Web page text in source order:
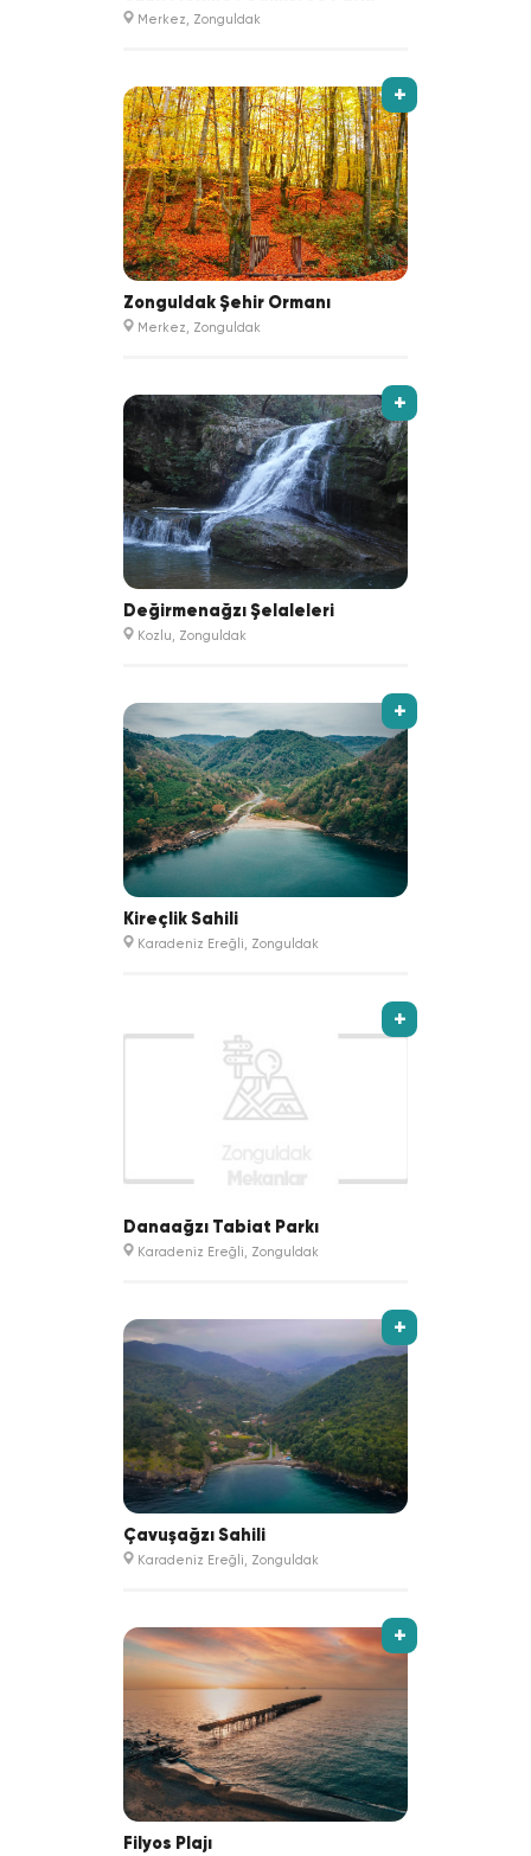
Merkez, Zonguldak
+
Zonguldak Şehir Ormanı
Merkez, Zonguldak
+
Değirmenağzı Şelaleleri
Kozlu, Zonguldak
+
Kireçlik Sahili
Karadeniz Ereğli, Zonguldak
+
Danaağzı Tabiat Parkı
Karadeniz Ereğli, Zonguldak
+
Çavuşağzı Sahili
Karadeniz Ereğli, Zonguldak
+
Filyos Plajı